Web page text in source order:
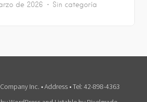
de 2026 Sin categoría
Inc. • Address • Tel: 42-898-4363